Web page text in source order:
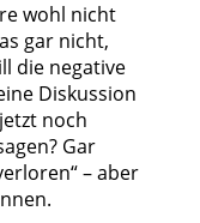
wohl nicht
gar nicht,
die negative
Diskussion
noch
Gar
– aber